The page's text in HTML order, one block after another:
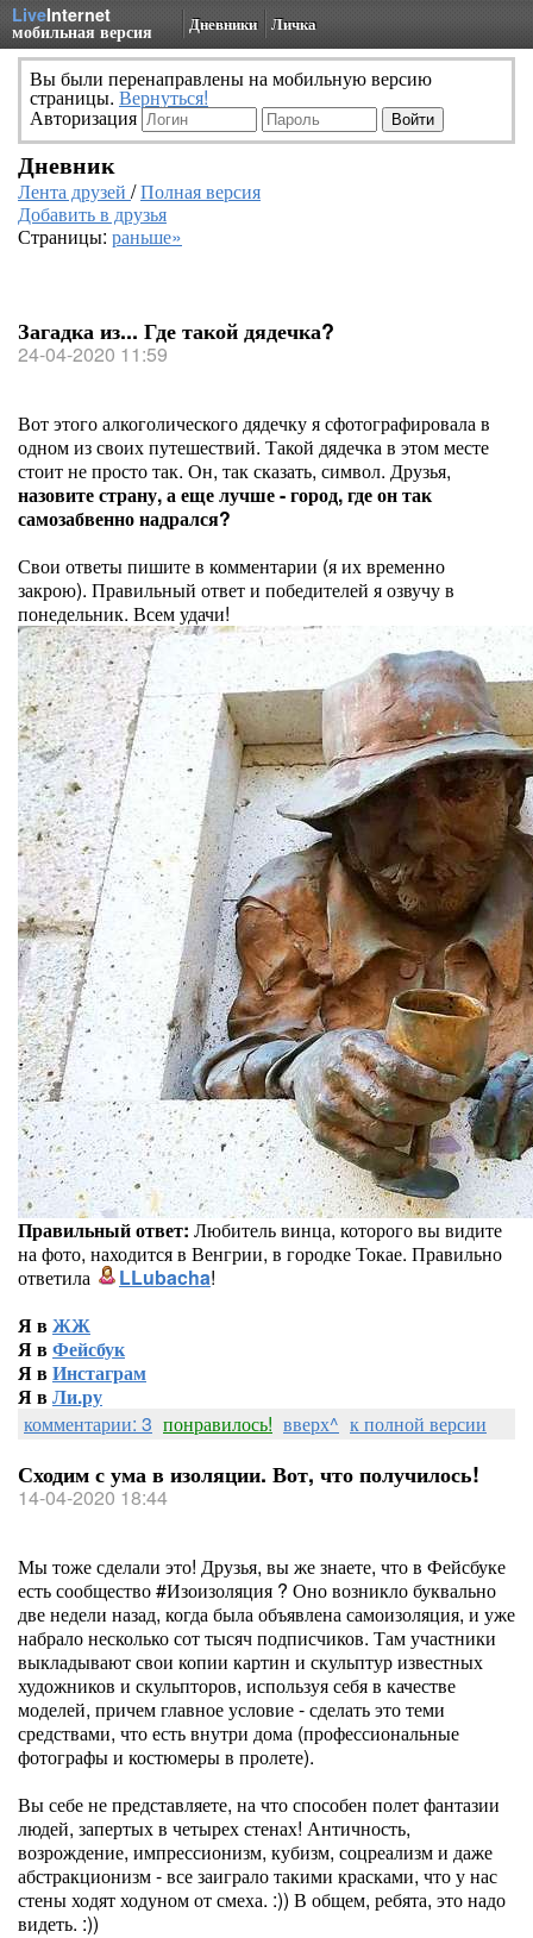
LiveInternet
мобильная версия Дневники Личка
Вы были перенаправлены на мобильную версию
страницы. Вернуться!
Авторизация
Дневник
Лента друзей /Полная версия
Добавить в друзья
Страницы: раньше»
Загадка из... Где такой дядечка?
24-04-2020 11:59
Вот этого алкоголического дядечку я сфотографировала в
одном из своих путешествий. Такой дядечка в этом месте
стоит не просто так. Он, так сказать, символ. Друзья,
назовите страну, а еще лучше - город, где он так
самозабвенно надрался?
Свои ответы пишите в комментарии (я их временно
закрою). Правильный ответ и победителей я озвучу в
понедельник. Всем удачи!
Правильный ответ: Любитель винца, которого вы видите
на фото, находится в Венгрии, в городке Токае. Правильно
ответила
LLubacha!
Я вЖЖ
Я вФейсбук
Я вИнстаграм
Я вЛи.ру
комментарии: 3 понравилось! вверх^ к полной версии
Сходим с ума в изоляции. Вот, что получилось!
14-04-2020 18:44
Мы тоже сделали это! Друзья, вы же знаете, что в Фейсбуке
есть сообщество #Изоизоляция ? Оно возникло буквально
две недели назад, когда была объявлена самоизоляция, и уже
набрало несколько сот тысяч подписчиков. Там участники
выкладывают свои копии картин и скульптур известных
художников и скульпторов, используя себя в качестве
моделей, причем главное условие - сделать это теми
средствами, что есть внутри дома (профессиональные
фотографы и костюмеры в пролете).
Вы себе не представляете, на что способен полет фантазии
людей, запертых в четырех стенах! Античность,
возрождение, импрессионизм, кубизм, соцреализм и даже
абстракционизм - все заиграло такими красками, что у нас
стены ходят ходуном от смеха. :)) В общем, ребята, это надо
видеть. :))